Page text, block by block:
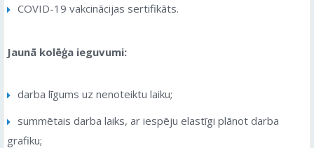
COVID-19 vakcinācijas sertifikāts.
Jaunā kolēģa ieguvumi:
darba līgums uz nenoteiktu laiku;
summētais darba laiks, ar iespēju elastīgi plānot darba
grafiku;